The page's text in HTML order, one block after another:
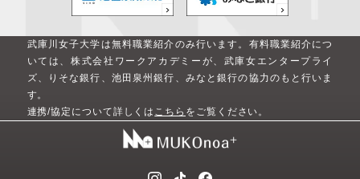
武庫川女子大学は無料職業紹介のみ行います。 有料職業紹介につ
いては、株式会社ワークアカデミーが、武庫女エンタープライ
ズ、りそな銀行、池田泉州銀行、みなと銀行の協力のもと行いま
す。
連携/協定について詳しくは こちら をご覧ください。